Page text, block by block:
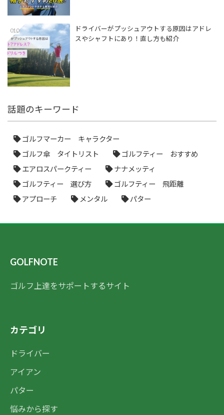
010
ドライバーがプッシュアウトする原因はアドレ
スやシャフトにあり！直し方も紹介
話題のキーワード
ゴルフマーカー キャラクター
ゴルフ傘 タイトリスト
ゴルフティー おすすめ
エアロスパークティー
ナナメッティ
ゴルフティー 選び方
ゴルフティー 飛距離
アプローチ
メンタル パター
GOLFNOTE
ゴルフ上達をサポートするサイト
カテゴリ
ドライバー
アイアン
パター
悩みから探す